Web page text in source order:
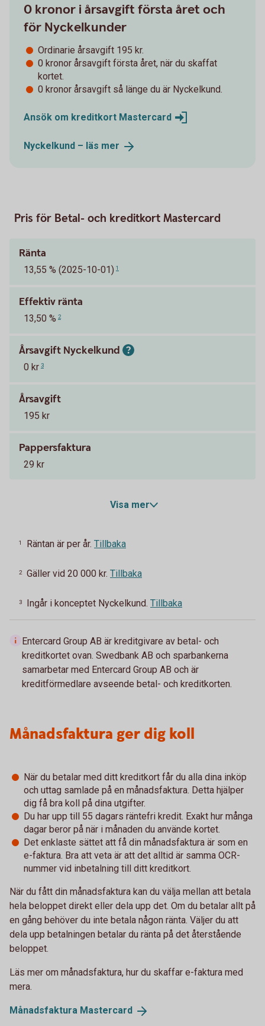
0 kronor i årsavgift första året och
för Nyckelkunder
Ordinarie årsavgift 195 kr.
0 kronor årsavgift första året, när du skaffat
kortet.
0 kronor årsavgift så länge du är Nyckelkund.
Ansök om kreditkort Mastercard
Nyckelkund – läs mer
Pris för Betal- och kreditkort Mastercard
Ränta
13,55 % (2025-10-01) 1
Effektiv ränta
13,50 % 2
Årsavgift Nyckelkund
0 kr 3
Årsavgift
195 kr
Pappersfaktura
29 kr
Visa mer
1 Räntan är per år. Tillbaka
2 Gäller vid 20 000 kr. Tillbaka
3 Ingår i konceptet Nyckelkund. Tillbaka
Entercard Group AB är kreditgivare av betal- och
kreditkortet ovan. Swedbank AB och sparbankerna
samarbetar med Entercard Group AB och är
kreditförmedlare avseende betal- och kreditkorten.
Månadsfaktura ger dig koll
När du betalar med ditt kreditkort får du alla dina inköp
och uttag samlade på en månadsfaktura. Detta hjälper
dig få bra koll på dina utgifter.
Du har upp till 55 dagars räntefri kredit. Exakt hur många
dagar beror på när i månaden du använde kortet.
Det enklaste sättet att få din månadsfaktura är som en
e-faktura. Bra att veta är att det alltid är samma OCR-
nummer vid inbetalning till ditt kreditkort.
När du fått din månadsfaktura kan du välja mellan att betala
hela beloppet direkt eller dela upp det. Om du betalar allt på
en gång behöver du inte betala någon ränta. Väljer du att
dela upp betalningen betalar du ränta på det återstående
beloppet.
Läs mer om månadsfaktura, hur du skaffar e-faktura med
mera.
Månadsfaktura Mastercard